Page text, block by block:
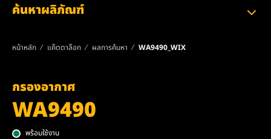
ค้นหาผลิภัณฑ์
หน้าหลัก แค็ตตาล็อก ผลการค้นหา WA9490_WIX
กรองอากาศ
WA9490
พร้อมใช้งาน